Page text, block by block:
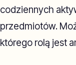
codziennych
przedmiotów.
którego rolą jest